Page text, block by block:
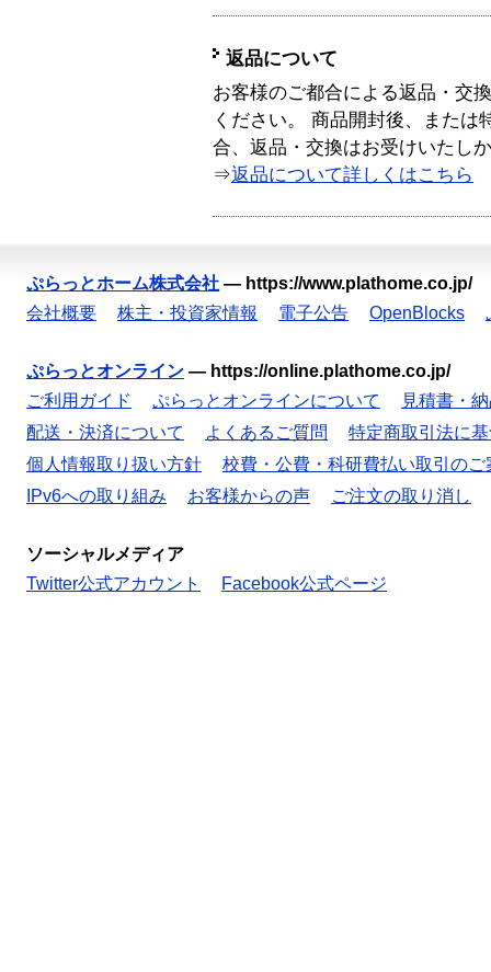
返品について
お客様のご都合による返品・交
ください。 商品開封後、または
合、返品・交換はお受けいたし
⇒返品について詳しくはこちら
ぷらっとホーム株式会社 — https://www.plathome.co.jp/
会社概要
株主・投資家情報 電子公告 OpenBlocks
ぷらっとオンライン — https://online.plathome.co.jp/
ご利用ガイド
ぷらっとオンラインについて
見積書・
配送・決済について
よくあるご質問
特定商取引法に
個人情報取り扱い方針
校費・公費・科研費払い取引のご
IPv6への取り組み
お客様からの声 ご注文の取り消し
ソーシャルメディア
Twitter公式アカウント
Facebook公式ページ